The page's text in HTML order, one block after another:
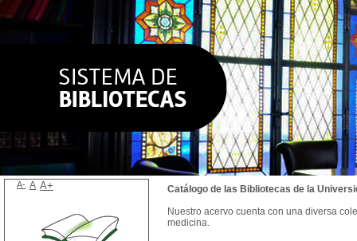
Catálogo de las Bibliotecas de la
Nuestro acervo cuenta con una diversa
medicina.
A- A A+